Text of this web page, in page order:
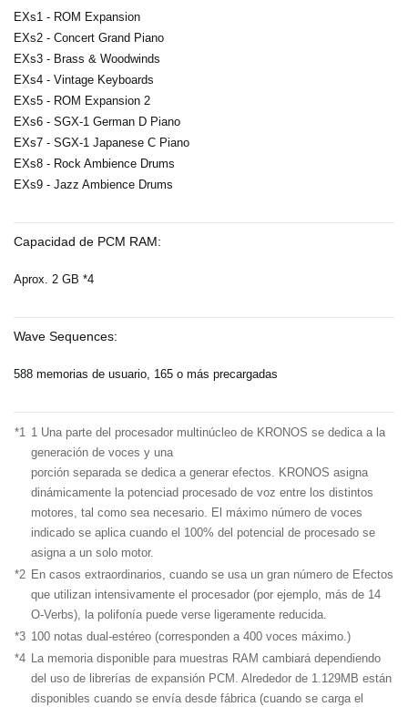
EXs1 - ROM Expansion
EXs2 - Concert Grand Piano
EXs3 - Brass & Woodwinds
EXs4 - Vintage Keyboards
EXs5 - ROM Expansion 2
EXs6 - SGX-1 German D Piano
EXs7 - SGX-1 Japanese C Piano
EXs8 - Rock Ambience Drums
EXs9 - Jazz Ambience Drums
Capacidad de PCM RAM:
Aprox. 2 GB *4
Wave Sequences:
588 memorias de usuario, 165 o más precargadas
*1 1 Una parte del procesador multinúcleo de KRONOS se dedica a la
generación de voces y una
porción separada se dedica a generar efectos. KRONOS asigna
dinámicamente la potenciad procesado de voz entre los distintos
motores, tal como sea necesario. El máximo número de voces
indicado se aplica cuando el 100% del potencial de procesado se
asigna a un solo motor.
*2 En casos extraordinarios, cuando se usa un gran número de Efectos
que utilizan intensivamente el procesador (por ejemplo, más de 14
O-Verbs), la polifonía puede verse ligeramente reducida.
*3 100 notas dual-estéreo (corresponden a 400 voces máximo.)
*4 La memoria disponible para muestras RAM cambiará dependiendo
del uso de librerías de expansión PCM. Alrededor de 1.129MB están
disponibles cuando se envía desde fábrica (cuando se carga el